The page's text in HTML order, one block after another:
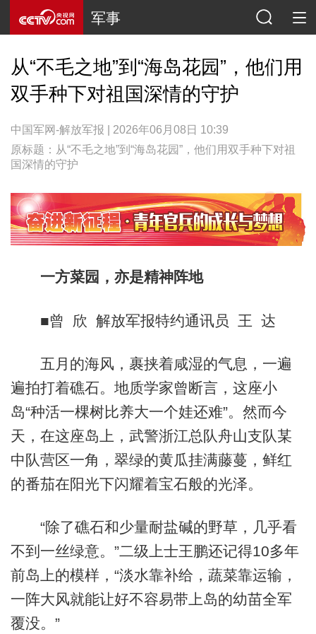
军事
从“不毛之地”到“海岛花园”，他们用
双手种下对祖国深情的守护
中国军网-解放军报 | 2026年06月08日 10:39
原标题：从“不毛之地”到“海岛花园”，他们用双手种下对祖
国深情的守护
一方菜园，亦是精神阵地
■曾 欣 解放军报特约通讯员 王 达
五月的海风，裹挟着咸湿的气息，一遍
遍拍打着礁石。地质学家曾断言，这座小
岛“种活一棵树比养大一个娃还难”。然而今
天，在这座岛上，武警浙江总队舟山支队某
中队营区一角，翠绿的黄瓜挂满藤蔓，鲜红
的番茄在阳光下闪耀着宝石般的光泽。
“除了礁石和少量耐盐碱的野草，几乎看
不到一丝绿意。”二级上士王鹏还记得10多年
前岛上的模样，“淡水靠补给，蔬菜靠运输，
一阵大风就能让好不容易带上岛的幼苗全军
覆没。”